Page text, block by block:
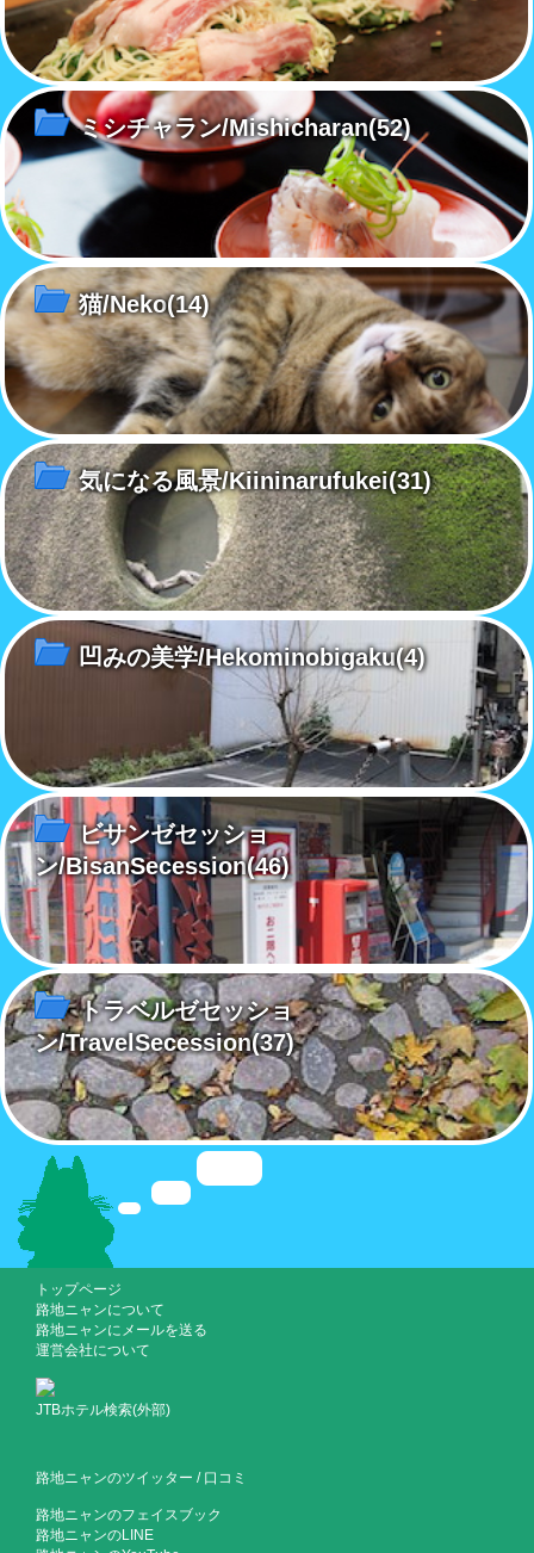
ミシチャラン/Mishicharan(52)
猫/Neko(14)
気になる風景/Kiininarufukei(31)
凹みの美学/Hekominobigaku(4)
ビサンゼセッショ
ン/BisanSecession(46)
トラベルゼセッショ
ン/TravelSecession(37)
トップページ
路地ニャンについて
路地ニャンにメールを送る
運営会社について
JTBホテル検索(外部)
路地ニャンのツイッター / 口コミ
路地ニャンのフェイスブック
路地ニャンのLINE